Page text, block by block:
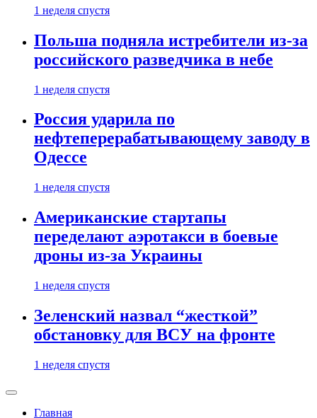
1 неделя спустя
Польша подняла истребители из-за
российского разведчика в небе
1 неделя спустя
Россия ударила по
нефтеперерабатывающему заводу в
Одессе
1 неделя спустя
Американские стартапы
переделают аэротакси в боевые
дроны из-за Украины
1 неделя спустя
Зеленский назвал “жесткой”
обстановку для ВСУ на фронте
1 неделя спустя
Главная